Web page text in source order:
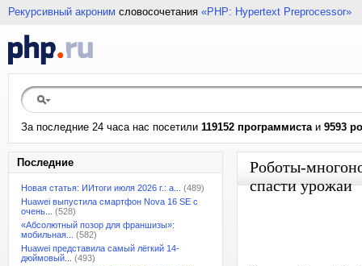
Рекурсивный акроним словосочетания «PHP: Hypertext Preprocessor»
За последние 24 часа нас посетили 119152 программистаи 9593
Последние
Новая статья: ИИтоги июля 2026 г.: а...
(489)
Huawei выпустила смартфон Nova 16 SE с
очень...
(528)
«Абсолютный позор для франшизы»:
мобильная...
(582)
Huawei представила самый лёгкий 14-
дюймовый...
(493)
Роботы-
спасти урожаи